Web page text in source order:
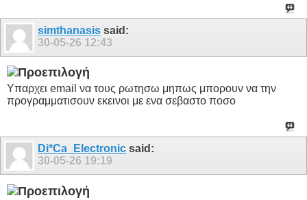
simthanasis said:
30-05-26 12:43
Υπαρχει email να τους ρωτησω μηπως μπορουν να την
προγραμματισουν εκεινοι με ενα σεβαστο ποσο
Di*Ca_Electronic said:
30-05-26 19:19